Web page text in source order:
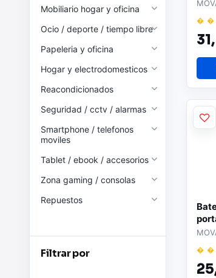
Mobiliario hogar y oficina
Ocio / deporte / tiempo libre
Papeleria y oficina
Hogar y electrodomesticos
Reacondicionados
Seguridad / cctv / alarmas
Smartphone / telefonos
moviles
Tablet / ebook / accesorios
Zona gaming / consolas
Repuestos
Filtrar por
� �
31,
� �